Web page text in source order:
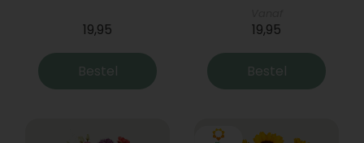
19,95
Bestel
19,95
Bestel